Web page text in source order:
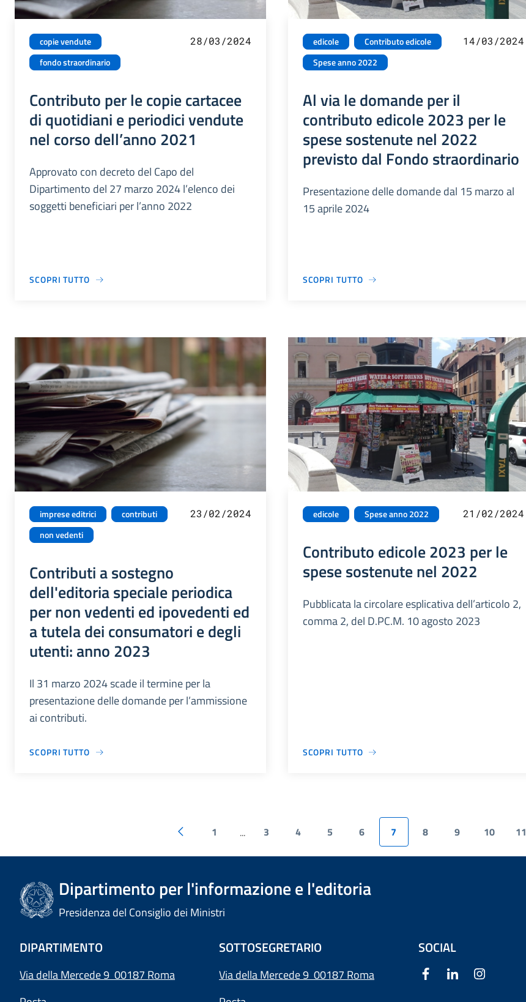
copie vendute
fondo straordinario
28/03/2024
Contributo per le copie cartacee
di quotidiani e periodici vendute
nel corso dell’anno 2021
Approvato con decreto del Capo del
Dipartimento del 27 marzo 2024 l’elenco dei
soggetti beneficiari per l’anno 2022
SCOPRI TUTTO
edicole
Contributo edicole
Spese anno 2022
14/03/2024
Al via le domande per il
contributo edicole 2023 per le
spese sostenute nel 2022
previsto dal Fondo straordinario
Presentazione delle domande dal 15 marzo al
15 aprile 2024
SCOPRI TUTTO
imprese editrici
contributi
non vedenti
23/02/2024
Contributi a sostegno
dell'editoria speciale periodica
per non vedenti ed ipovedenti ed
a tutela dei consumatori e degli
utenti: anno 2023
Il 31 marzo 2024 scade il termine per la
presentazione delle domande per l’ammissione
ai contributi.
SCOPRI TUTTO
edicole Spese anno 2022 21/02/2024
Contributo edicole 2023 per le
spese sostenute nel 2022
Pubblicata la circolare esplicativa dell’articolo 2,
comma 2, del D.PC.M. 10 agosto 2023
SCOPRI TUTTO
1 ... 3 4 5 6 7 8 9 10 11
Dipartimento per l'informazione e l'editoria
Presidenza del Consiglio dei Ministri
DIPARTIMENTO
Via della Mercede 9 00187 Roma
SOTTOSEGRETARIO
Via della Mercede 9 00187 Roma
SOCIAL